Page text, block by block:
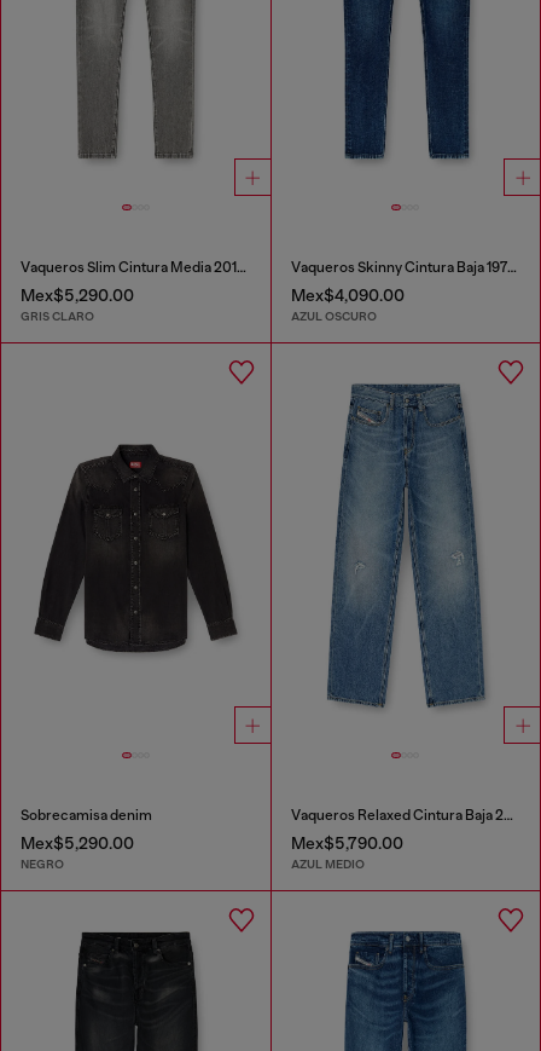
Vaqueros Slim Cintura Media 2019 D-Strukt
Mex$5,290.00
GRIS CLARO
Vaqueros Skinny Cintura Baja 1979 Sleenker
Mex$4,090.00
AZUL OSCURO
Sobrecamisa denim
Mex$5,290.00
NEGRO
Vaqueros Relaxed Cintura Baja 2001 D-Macro
Mex$5,790.00
AZUL MEDIO